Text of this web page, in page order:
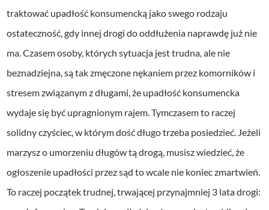
traktować upadłość konsumencką jako swego rodzaju
ostateczność, gdy innej drogi do oddłużenia naprawdę już nie
ma. Czasem osoby, których sytuacja jest trudna, ale nie
beznadziejna, są tak zmęczone nękaniem przez komorników i
stresem związanym z długami, że upadłość konsumencka
wydaje się być upragnionym rajem. Tymczasem to raczej
solidny czyściec, w którym dość długo trzeba posiedzieć. Jeżeli
marzysz o umorzeniu długów tą drogą, musisz wiedzieć, że
ogłoszenie upadłości przez sąd to wcale nie koniec zmartwień.
To raczej początek trudnej, trwającej przynajmniej 3 lata drogi: